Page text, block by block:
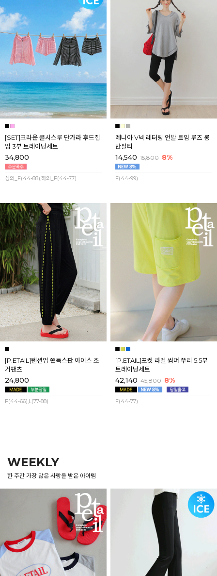
[SET]크라운 쿨시스루 단가라 후드집
업 3부 트레이닝세트
34,800
상의_F(44-88),하의_F(44-77)
레니아 V넥 레터링 언발 트임 루즈 롱
반팔티
14,540 15,800 8%
F(44-99)
[P.ETAIL]텐션업 쫀득스판 아이스 조
거팬츠
24,800
F(44-66),L(77-88)
[P.ETAIL]포켓 라벨 썸머 쭈리 5.5부
트레이닝세트
42,140 45,800 8%
F(44-77)
WEEKLY
한 주간 가장 많은 사랑을 받은 아이템